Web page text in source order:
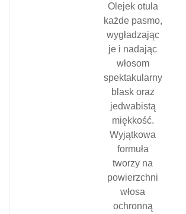
Olejek otula
każde pasmo,
wygładzając
je i nadając
włosom
spektakularny
blask oraz
jedwabistą
miękkość.
Wyjątkowa
formuła
tworzy na
powierzchni
włosa
ochronną